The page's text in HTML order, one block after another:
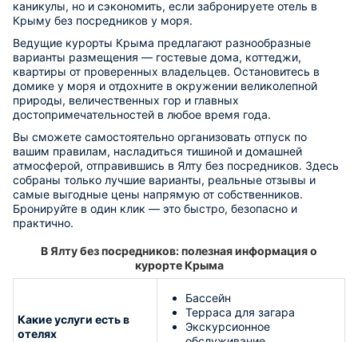
каникулы, но и сэкономить, если забронируете отель в
Крыму без посредников у моря.
Ведущие курорты Крыма предлагают разнообразные
варианты размещения — гостевые дома, коттеджи,
квартиры от проверенных владельцев. Остановитесь в
домике у моря и отдохните в окружении великолепной
природы, величественных гор и главных
достопримечательностей в любое время года.
Вы сможете самостоятельно организовать отпуск по
вашим правилам, насладиться тишиной и домашней
атмосферой, отправившись в Ялту без посредников. Здесь
собраны только лучшие варианты, реальные отзывы и
самые выгодные цены напрямую от собственников.
Бронируйте в один клик — это быстро, безопасно и
практично.
В Ялту без посредников: полезная информация о
курорте Крыма
Какие услуги есть в
отелях
Бассейн
Терраса для загара
Экскурсионное